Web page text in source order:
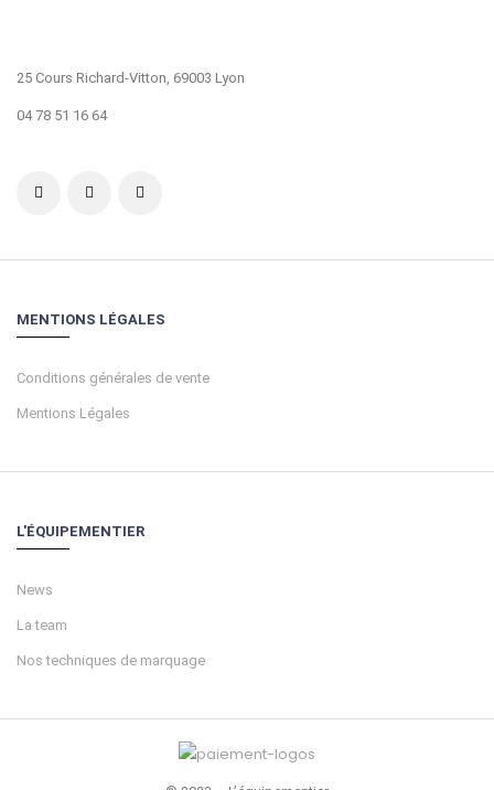
25 Cours Richard-Vitton, 69003 Lyon
04 78 51 16 64
MENTIONS LÉGALES
Conditions générales de vente
Mentions Légales
L'ÉQUIPEMENTIER
News
La team
Nos techniques de marquage